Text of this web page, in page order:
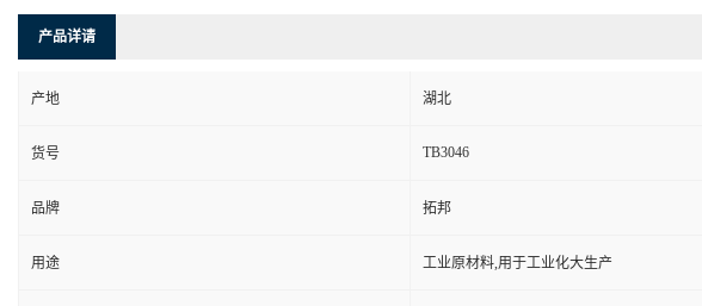
产品详请
产地 湖北
货号 TB3046
品牌 拓邦
用途 工业原材料,用于工业化大生产